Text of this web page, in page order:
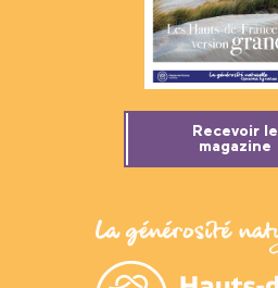
Recevoir le
magazine